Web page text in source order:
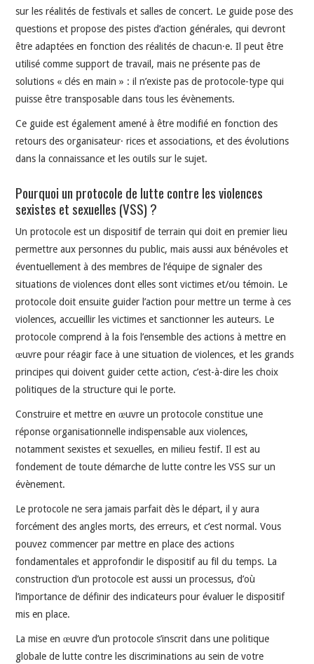
sur les réalités de festivals et salles de concert. Le guide pose des
questions et propose des pistes d’action générales, qui devront
être adaptées en fonction des réalités de chacun·e. Il peut être
utilisé comme support de travail, mais ne présente pas de
solutions « clés en main » : il n’existe pas de protocole-type qui
puisse être transposable dans tous les évènements.
Ce guide est également amené à être modifié en fonction des
retours des organisateur· rices et associations, et des évolutions
dans la connaissance et les outils sur le sujet.
Pourquoi un protocole de lutte contre les violences
sexistes et sexuelles (VSS) ?
Un protocole est un dispositif de terrain qui doit en premier lieu
permettre aux personnes du public, mais aussi aux bénévoles et
éventuellement à des membres de l’équipe de signaler des
situations de violences dont elles sont victimes et/ou témoin. Le
protocole doit ensuite guider l’action pour mettre un terme à ces
violences, accueillir les victimes et sanctionner les auteurs. Le
protocole comprend à la fois l’ensemble des actions à mettre en
œuvre pour réagir face à une situation de violences, et les grands
principes qui doivent guider cette action, c’est-à-dire les choix
politiques de la structure qui le porte.
Construire et mettre en œuvre un protocole constitue une
réponse organisationnelle indispensable aux violences,
notamment sexistes et sexuelles, en milieu festif. Il est au
fondement de toute démarche de lutte contre les VSS sur un
évènement.
Le protocole ne sera jamais parfait dès le départ, il y aura
forcément des angles morts, des erreurs, et c’est normal. Vous
pouvez commencer par mettre en place des actions
fondamentales et approfondir le dispositif au fil du temps. La
construction d’un protocole est aussi un processus, d’où
l’importance de définir des indicateurs pour évaluer le dispositif
mis en place.
La mise en œuvre d’un protocole s’inscrit dans une politique
globale de lutte contre les discriminations au sein de votre